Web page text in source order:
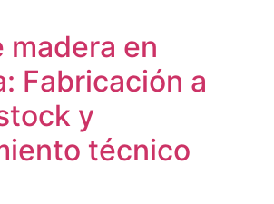
madera en
Fabricación a
y
técnico